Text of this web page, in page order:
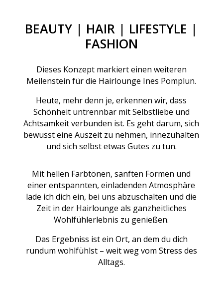
BEAUTY | HAIR | LIFESTYLE |
FASHION
Dieses Konzept markiert einen weiteren
Meilenstein fürdie Hairlounge Ines Pomplun.
Heute, mehr denn je, erkennen wir, dass
Schönheit untrennbar mit Selbstliebe und
Achtsamkeitverbunden ist. Es geht darum, sich
bewusst eineAuszeit zu nehmen, innezuhalten
und sich selbst etwas Gutes zu tun.
Mit hellen Farbtönen, sanften Formen und
einer entspannten, einladenden Atmosphäre
lade ich dich ein, bei uns abzuschalten und die
Zeit in der Hairlounge als ganzheitliches
Wohlfühlerlebnis zu genießen.
Das Ergebniss ist ein Ort, an dem du dich
rundum wohlfühlst – weit weg vom Stress des
Alltags.